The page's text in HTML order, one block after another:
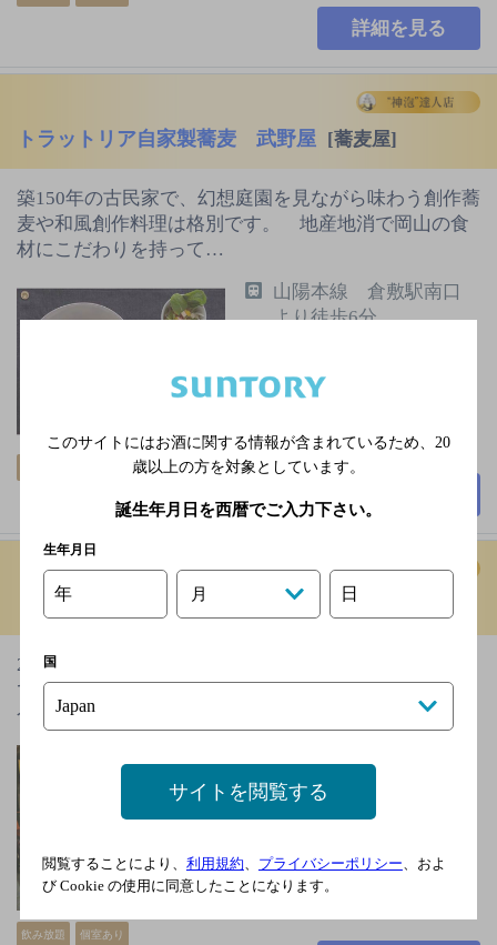
詳細を見る
トラットリア自家製蕎麦 武野屋 [蕎麦屋]
築150年の古民家で、幻想庭園を見ながら味わう創作蕎
麦や和風創作料理は格別です。 地産地消で岡山の食
材にこだわりを持って…
山陽本線 倉敷駅南口
より徒歩6分
7,000円以上～10,000円
未満
60席
しまうま
20代半ばからの社会人の方に人気で、少人数でも大勢
でも楽しめるお店です。お刺身などの鮮魚やワインに
合う創作洋食料理が自慢…
飲み放題 個室あり
より徒歩5分
満
66席
このサイトにはお酒に関する情報が含まれているため、 20
歳以上の方を対象としています。
誕生年月日を西暦でご入力下さい。
生年月日
年 月 日
国
サイトを閲覧する
閲覧することにより、 利用規約 プライバシーポリシー 、およ
び Cookie の使用に同意したことになります。